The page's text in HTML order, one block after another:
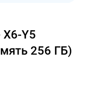
Y5
256 ГБ)